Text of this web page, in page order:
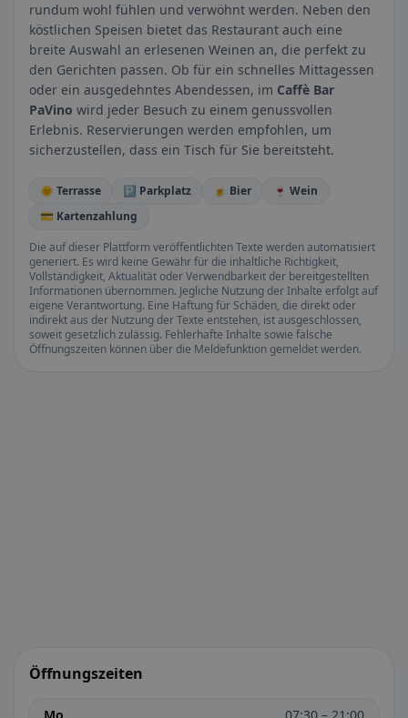
rundum wohl fühlen und verwöhnt werden. Neben den
köstlichen Speisen bietet das Restaurant auch eine
breite Auswahl an erlesenen Weinen an, die perfekt zu
den Gerichten passen. Ob für ein schnelles Mittagessen
oder ein ausgedehntes Abendessen, im Caffè Bar
PaVino wird jeder Besuch zu einem genussvollen
Erlebnis. Reservierungen werden empfohlen, um
sicherzustellen, dass ein Tisch für Sie bereitsteht.
🌞 Terrasse 🅿️ Parkplatz 🍺 Bier
🍷 Wein
💳 Kartenzahlung
Die auf dieser Plattform veröffentlichten Texte werden automatisiert
generiert. Es wird keine Gewähr für die inhaltliche Richtigkeit,
Vollständigkeit, Aktualität oder Verwendbarkeit der bereitgestellten
Informationen übernommen. Jegliche Nutzung der Inhalte erfolgt auf
eigene Verantwortung. Eine Haftung für Schäden, die direkt oder
indirekt aus der Nutzung der Texte entstehen, ist ausgeschlossen,
soweit gesetzlich zulässig. Fehlerhafte Inhalte sowie falsche
Öffnungszeiten können über die Meldefunktion gemeldet werden.
Öffnungszeiten